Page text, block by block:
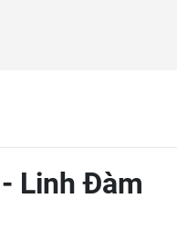
Linh Đàm